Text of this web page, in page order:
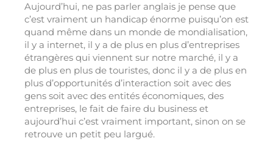
Aujourd’hui, ne pas parler anglais je pense que
c’est vraiment un handicap énorme puisqu’on est
quand même dans un monde de mondialisation,
il y a internet, il y a de plus en plus d’entreprises
étrangères qui viennent sur notre marché, il y a
de plus en plus de touristes, donc il y a de plus en
plus d’opportunités d’interaction soit avec des
gens soit avec des entités économiques, des
entreprises, le fait de faire du business et
aujourd’hui c’est vraiment important, sinon on se
retrouve un petit peu largué.